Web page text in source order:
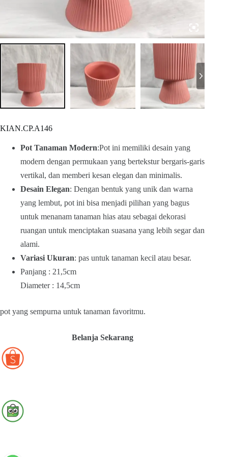
KIAN.CP.A146
Pot Tanaman Modern:Pot ini memiliki desain yang
modern dengan permukaan yang bertekstur bergaris-garis
vertikal, dan memberi kesan elegan dan minimalis.
Desain Elegan: Dengan bentuk yang unik dan warna
yang lembut, pot ini bisa menjadi pilihan yang bagus
untuk menanam tanaman hias atau sebagai dekorasi
ruangan untuk menciptakan suasana yang lebih segar dan
alami.
Variasi Ukuran: pas untuk tanaman kecil atau besar.
Panjang : 21,5cm
Diameter : 14,5cm
pot yang sempurna untuk tanaman favoritmu.
Belanja Sekarang